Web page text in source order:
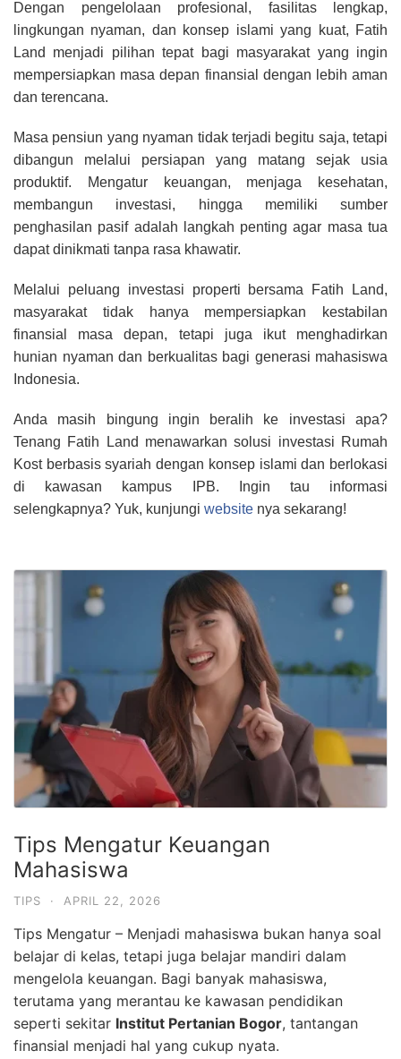
Dengan pengelolaan profesional, fasilitas lengkap,
lingkungan nyaman, dan konsep islami yang kuat, Fatih
Land menjadi pilihan tepat bagi masyarakat yang ingin
mempersiapkan masa depan finansial dengan lebih aman
dan terencana.
Masa pensiun yang nyaman tidak terjadi begitu saja, tetapi
dibangun melalui persiapan yang matang sejak usia
produktif. Mengatur keuangan, menjaga kesehatan,
membangun investasi, hingga memiliki sumber
penghasilan pasif adalah langkah penting agar masa tua
dapat dinikmati tanpa rasa khawatir.
Melalui peluang investasi properti bersama Fatih Land,
masyarakat tidak hanya mempersiapkan kestabilan
finansial masa depan, tetapi juga ikut menghadirkan
hunian nyaman dan berkualitas bagi generasi mahasiswa
Indonesia.
Anda masih bingung ingin beralih ke investasi apa?
Tenang Fatih Land menawarkan solusi investasi Rumah
Kost berbasis syariah dengan konsep islami dan berlokasi
di kawasan kampus IPB. Ingin tau informasi
selengkapnya? Yuk, kunjungi website nya sekarang!
Tips Mengatur Keuangan
Mahasiswa
TIPS · APRIL 22, 2026
Tips Mengatur – Menjadi mahasiswa bukan hanya soal
belajar di kelas, tetapi juga belajar mandiri dalam
mengelola keuangan. Bagi banyak mahasiswa,
terutama yang merantau ke kawasan pendidikan
seperti sekitar Institut Pertanian Bogor, tantangan
finansial menjadi hal yang cukup nyata.